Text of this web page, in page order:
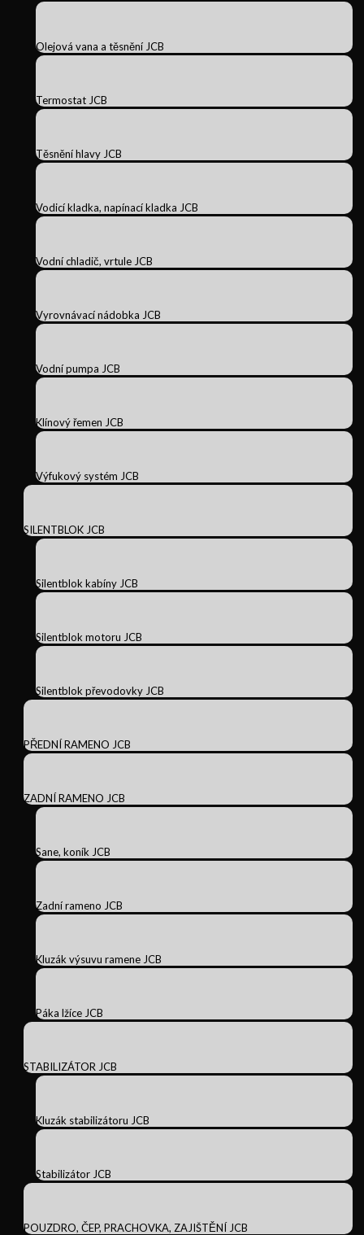
Olejová vana a těsnění JCB
Termostat JCB
Těsnění hlavy JCB
Vodicí kladka, napínací kladka JCB
Vodní chladič, vrtule JCB
Vyrovnávací nádobka JCB
Vodní pumpa JCB
Klínový řemen JCB
Výfukový systém JCB
SILENTBLOK JCB
Silentblok kabíny JCB
Silentblok motoru JCB
Silentblok převodovky JCB
PŘEDNÍ RAMENO JCB
ZADNÍ RAMENO JCB
Sane, koník JCB
Zadní rameno JCB
Kluzák výsuvu ramene JCB
Páka lžíce JCB
STABILIZÁTOR JCB
Kluzák stabilizátoru JCB
Stabilizátor JCB
POUZDRO, ČEP, PRACHOVKA, ZAJIŠTĚNÍ JCB